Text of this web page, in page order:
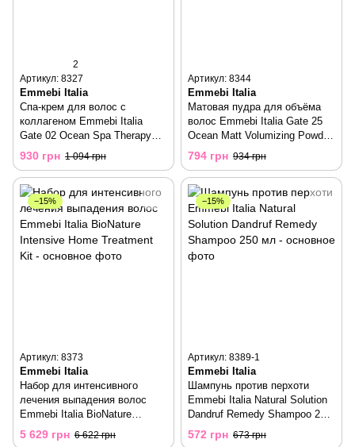
2
Артикул: 8327
Emmebi Italia
Спа-крем для волос с
коллагеном Emmebi Italia
Gate 02 Ocean Spa Therapy
Cream 150 мл
930 грн 1 094 грн
Артикул: 8344
Emmebi Italia
Матовая пудра для объёма
волос Emmebi Italia Gate 25
Ocean Matt Volumizing Powder
8 г
794 грн 934 грн
−15%
Артикул: 8373
Emmebi Italia
Набор для интенсивного
лечения выпадения волос
Emmebi Italia BioNature
Intensive Home Treatment Kit
5 629 грн 6 622 грн
−15%
Артикул: 8389-1
Emmebi Italia
Шампунь против перхоти
Emmebi Italia Natural Solution
Dandruf Remedy Shampoo 250
мл
572 грн 673 грн